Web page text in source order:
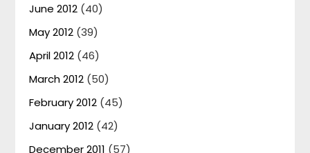
June 2012 (40)
May 2012 (39)
April 2012 (46)
March 2012 (50)
February 2012 (45)
January 2012 (42)
December 2011 (57)